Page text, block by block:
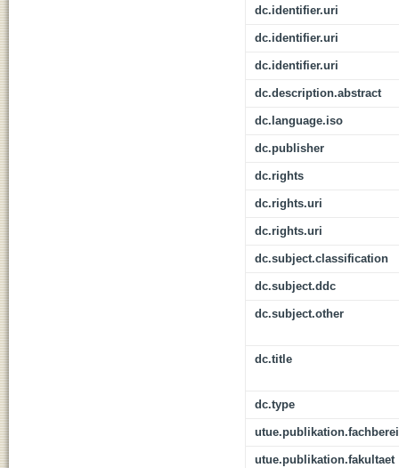
dc.identifier.uri
dc.identifier.uri
dc.identifier.uri
dc.description.abstract
dc.language.iso
dc.publisher
dc.rights
dc.rights.uri
dc.rights.uri
dc.subject.classification
dc.subject.ddc
dc.subject.other
dc.title
dc.type
utue.publikation.fakultaet